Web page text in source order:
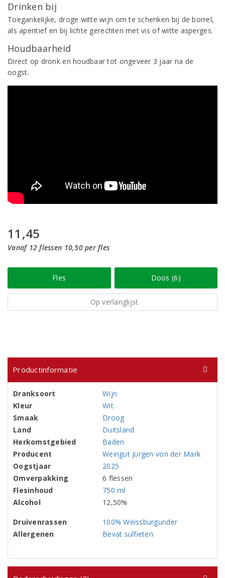
Drinken bij
Toegankelijke, droge witte wijn om te schenken bij de borrel,
als aperitief en bij lichte gerechten met vis of witte asperges.
Houdbaarheid
Direct op dronk en houdbaar tot ongeveer 3 jaar na de
oogst.
11,45
Vanaf 12 flessen 10,50 per fles
Fles Doos (6)
Op verlanglijst
Productinformatie
Dranksoort
Wijn
Kleur
Wit
Smaak
Droog
Land
Duitsland
Herkomstgebied
Baden
Producent
Weingut Jürgen von der Mark
Oogstjaar
2025
Omverpakking
6 flessen
Flesinhoud
750 ml
Alcohol
12,50%
Druivenrassen
100% Weissburgunder
Allergenen
Bevat sulfieten